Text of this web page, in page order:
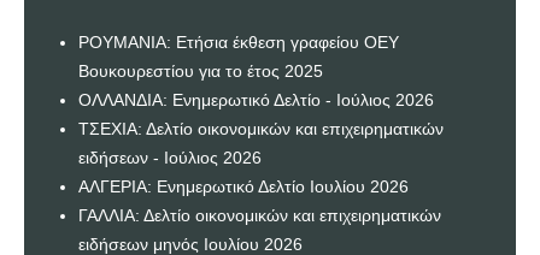
ΡΟΥΜΑΝΙΑ: Ετήσια έκθεση γραφείου ΟΕΥ
Βουκουρεστίου για το έτος 2025
ΟΛΛΑΝΔΙΑ: Ενημερωτικό Δελτίο - Ιούλιος 2026
ΤΣΕΧΙΑ: Δελτίο οικονομικών και επιχειρηματικών
ειδήσεων - Ιούλιος 2026
ΑΛΓΕΡΙΑ: Ενημερωτικό Δελτίο Ιουλίου 2026
ΓΑΛΛΙΑ: Δελτίο οικονομικών και επιχειρηματικών
ειδήσεων μηνός Ιουλίου 2026